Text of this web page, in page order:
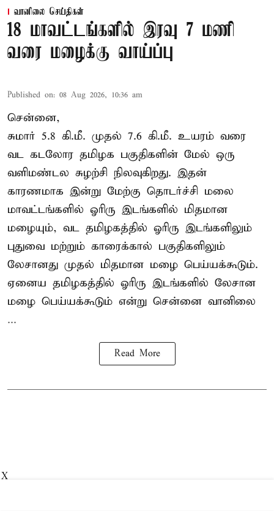
வானிலை செய்திகள்
18 மாவட்டங்களில் இரவு 7 மணி
வரை மழைக்கு வாய்ப்பு
Published on: 08 Aug 2026, 10:36 am
சென்னை,
சுமார் 5.8 கி.மீ. முதல் 7.6 கி.மீ. உயரம் வரை
வட கடலோர தமிழக பகுதிகளின் மேல் ஒரு
வளிமண்டல சுழற்சி நிலவுகிறது. இதன்
காரணமாக இன்று மேற்கு தொடர்ச்சி மலை
மாவட்டங்களில் ஓரிரு இடங்களில் மிதமான
மழையும், வட தமிழகத்தில் ஓரிரு இடங்களிலும்
புதுவை மற்றும் காரைக்கால் பகுதிகளிலும்
லேசானது முதல் மிதமான மழை பெய்யக்கூடும்.
ஏனைய தமிழகத்தில் ஓரிரு இடங்களில் லேசான
மழை பெய்யக்கூடும் என்று சென்னை வானிலை
...
Read More
X